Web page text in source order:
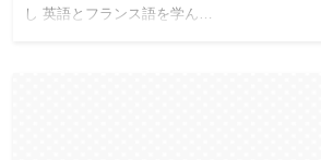
し 英語とフランス語を学ん…